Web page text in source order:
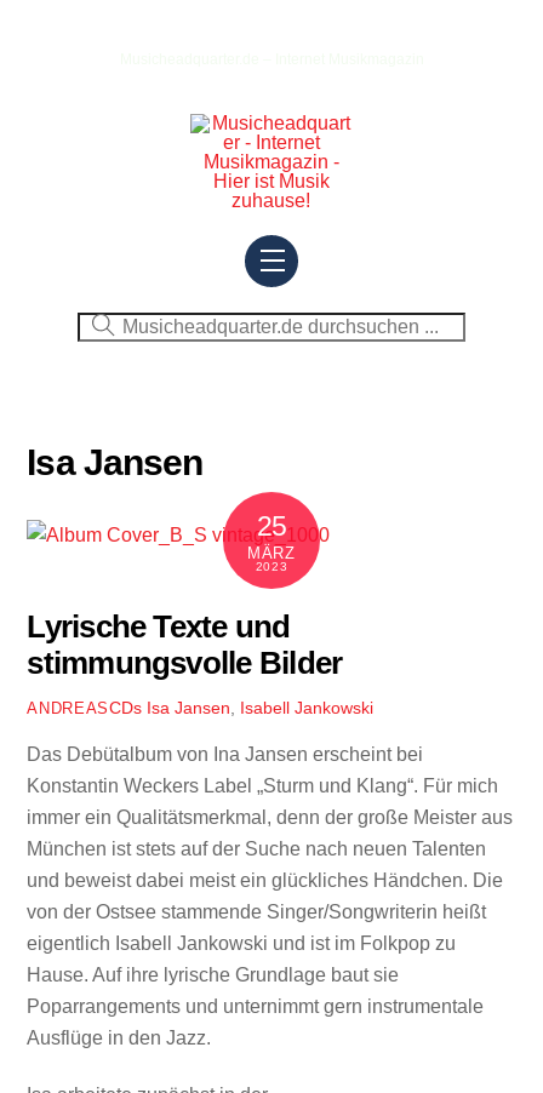
Menu
Isa Jansen
25
MÄRZ
2023
Lyrische Texte und
stimmungsvolle Bilder
ANDREASCDs Isa Jansen Isabell Jankowski
Das Debütalbum von Ina Jansen erscheint bei
Konstantin Weckers Label „Sturm und Klang“. Für mich
immer ein Qualitätsmerkmal, denn der große Meister aus
München ist stets auf der Suche nach neuen Talenten
und beweist dabei meist ein glückliches Händchen. Die
von der Ostsee stammende Singer/Songwriterin heißt
eigentlich Isabell Jankowski und ist im Folkpop zu
Hause. Auf ihre lyrische Grundlage baut sie
Poparrangements und unternimmt gern instrumentale
Ausflüge in den Jazz.